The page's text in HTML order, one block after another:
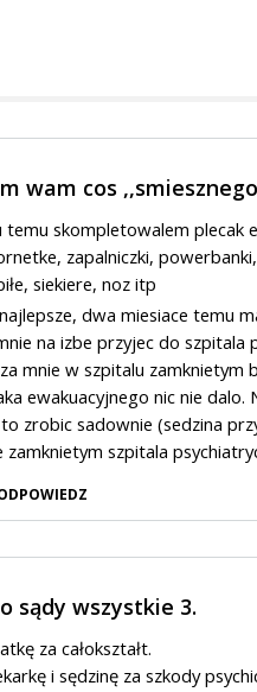
wam cos
temu skompletowalem plecak
zapalniczki,
siekiere, noz itp
dwa miesiace temu
na izbe przyjec do
mnie w szpitalu
ewakuacyjnego nic nie
zrobic sadownie (sedzina
zamknietym szpitala
sądy wszystkie 3.
za całokształt.
i sędzinę za szkody